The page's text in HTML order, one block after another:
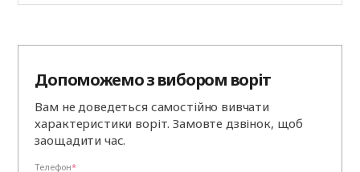
Допоможемо з вибором воріт
Вам не доведеться самостійно вивчати
характеристики воріт. Замовте дзвінок, щоб
заощадити час.
Телефон